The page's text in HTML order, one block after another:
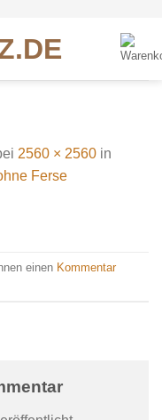
2560 × 2560 in
Ferse
einen Kommentar